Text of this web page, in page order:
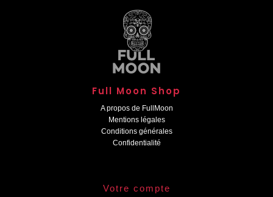
Full Moon Shop
A propos de FullMoon
Mentions légales
Conditions générales
Confidentialité
Votre compte